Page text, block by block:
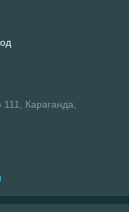
Караганда,